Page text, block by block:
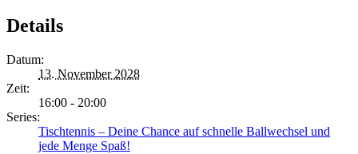
Details
Datum:
13. November 2028
Zeit:
16:00 - 20:00
Series:
Tischtennis – Deine Chance auf schnelle Ballwechsel und
jede Menge Spaß!